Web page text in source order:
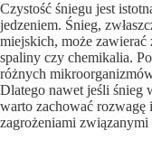
Czystość śniegu jest
jedzeniem. Śnieg,
miejskich, może zawierać
spaliny czy chemikalia.
różnych
Dlatego nawet jeśli śnieg
warto zachować rozwagę
zagrożeniami związanymi